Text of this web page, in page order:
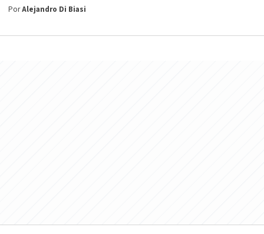
PorAlejandro Di Biasi